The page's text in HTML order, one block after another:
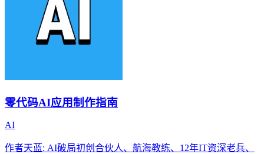
零代码AI应用制作指南
AI
作者天蓝: AI破局初创合伙人、航海教练、12年IT资深老兵、